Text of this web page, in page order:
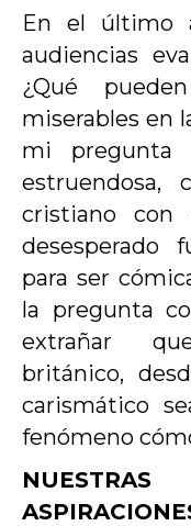
En el último
audiencias
¿Qué
miserables en
mi pregunta
cristiano con
desesperado
para ser
la pregunta
extrañar
británico,
carismático
fenómeno